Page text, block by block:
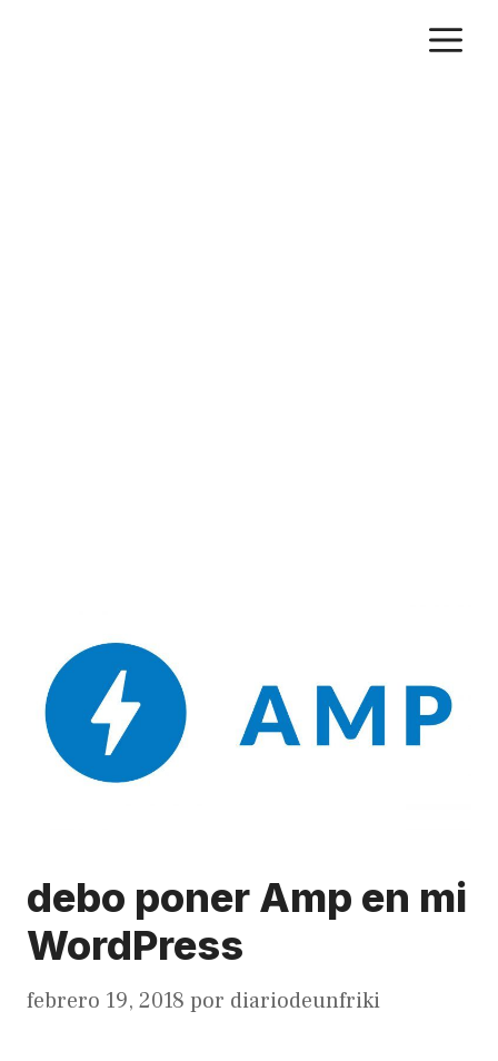
debo poner Amp en mi
WordPress
febrero 19, 2018 por diariodeunfriki